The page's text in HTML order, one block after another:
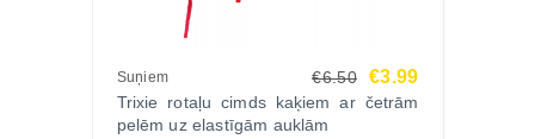
Suņiem €6.50 €3.99
Trixie rotaļu cimds kaķiem ar četrām
pelēm uz elastīgām auklām